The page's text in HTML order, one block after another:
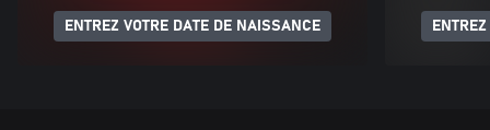
ENTREZ VOTRE DATE DE NAISSANCE